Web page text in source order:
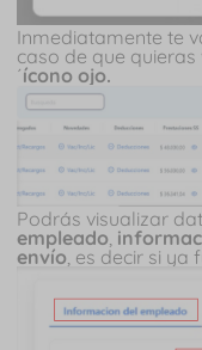
Inmediatamente te
caso de que quieras
´ícono ojo.
Podrás visualizar
empleado,
envío, es decir si ya